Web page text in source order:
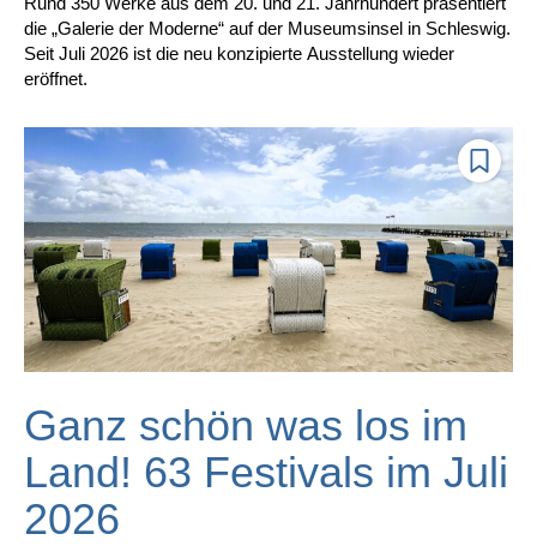
die „Galerie der Moderne“ auf der Museumsinsel in Schleswig.
Seit Juli 2026 ist die neu konzipierte Ausstellung wieder
eröffnet.
Ganz schön was los im
Land! 63 Festivals im Juli
2026